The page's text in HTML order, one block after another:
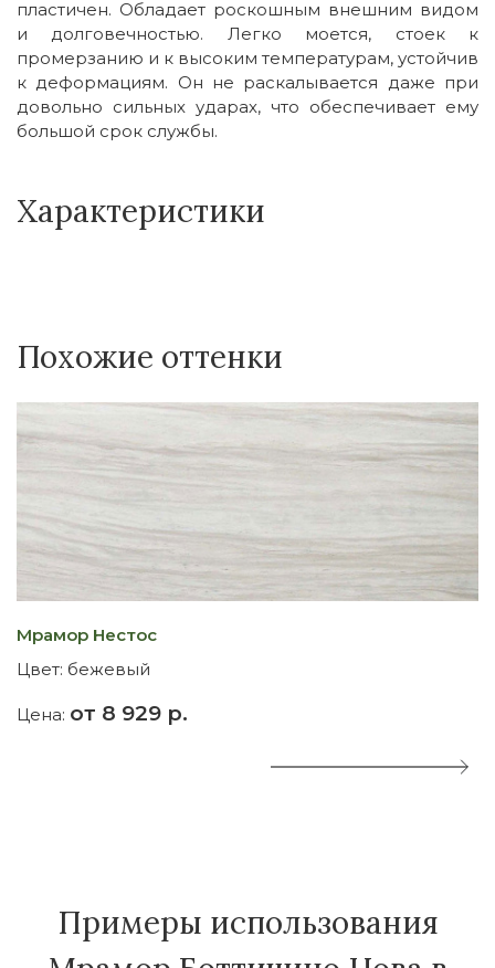
пластичен. Обладает роскошным внешним видом
и долговечностью. Легко моется, стоек к
промерзанию и к высоким температурам, устойчив
к деформациям. Он не раскалывается даже при
довольно сильных ударах, что обеспечивает ему
большой срок службы.
Характеристики
Похожие оттенки
Мрамор Нестос
Цвет: бежевый
Цена: от 8 929 р.
Примеры использования